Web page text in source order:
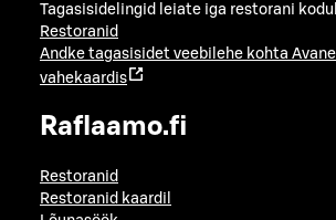
Tagasisidelingid leiate iga restorani
Restoranid
Andke tagasisidet veebilehe kohta
vahekaardis
Raflaamo.fi
Restoranid
Restoranid kaardil